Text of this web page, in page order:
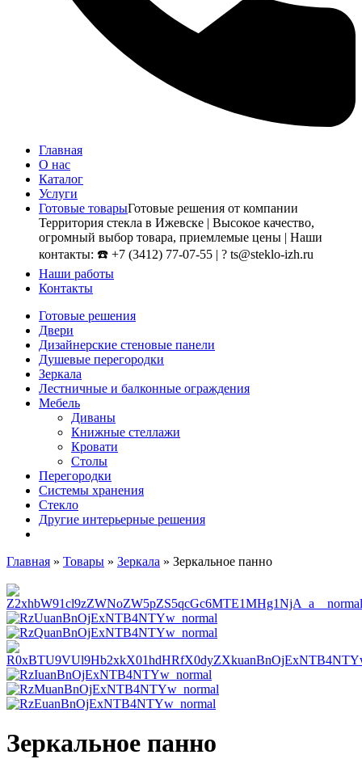
Главная
О нас
Каталог
Услуги
Готовые товарыГотовые решения от компании
Территория стекла в Ижевске | Высокое качество,
огромный выбор товара, приемлемые цены | Наши
контакты: ☎️ +7 (3412) 77-07-55 | ? ts@steklo-izh.ru
Наши работы
Контакты
Готовые решения
Двери
Дизайнерские стеновые панели
Душевые перегородки
Зеркала
Лестничные и балконные ограждения
Мебель
Диваны
Книжные стеллажи
Кровати
Столы
Перегородки
Системы хранения
Стекло
Другие интерьерные решения
Главная » Товары » Зеркала » Зеркальное панно
Зеркальное панно